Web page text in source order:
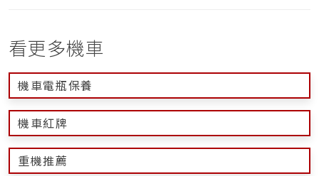
看更多機車
機車電瓶保養
機車紅牌
重機推薦